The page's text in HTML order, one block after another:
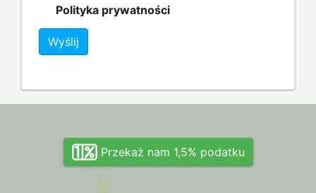
Polityka prywatności
Wyślij
Przekaż nam 1,5% podatku